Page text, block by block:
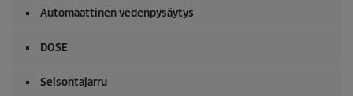
Automaattinen vedenpysäytys
DOSE
Seisontajarru